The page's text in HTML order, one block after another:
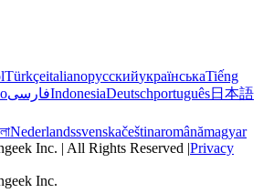
TürkçeitalianoрусскийукраїнськаTiếng
فارسیIndonesiaDeutschportuguês日本語
Nederlandssvenskačeštinaromânămagyar
Inc. | All Rights Reserved |Privacy
Inc.